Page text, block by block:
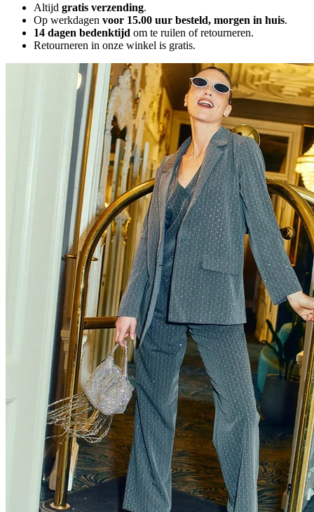
Altijd gratis verzending.
Op werkdagen voor 15.00 uur besteld, morgen in huis.
14 dagen bedenktijd om te ruilen of retourneren.
Retourneren in onze winkel is gratis.